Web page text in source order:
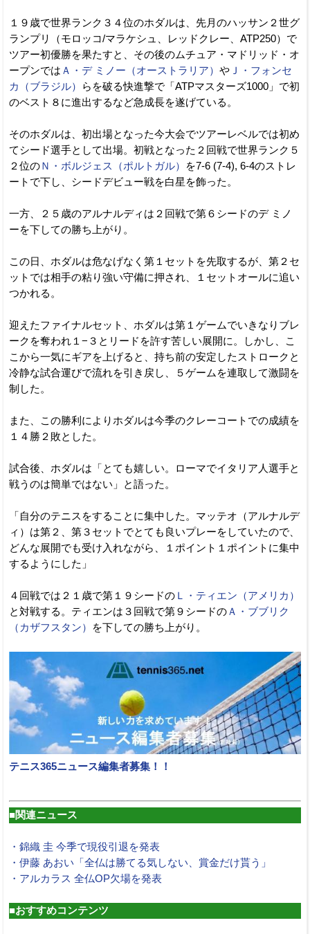
１９歳で世界ランク３４位のホダルは、先月のハッサン２世グ
ランプリ（モロッコ/マラケシュ、レッドクレー、ATP250）で
ツアー初優勝を果たすと、その後のムチュア・マドリッド・オ
ープンでは Ａ・デ ミノー（オーストラリア） や Ｊ・フォンセ
カ（ブラジル）
らを破る快進撃で「ATPマスターズ1000」で初
のベスト８に進出するなど急成長を遂げている。
そのホダルは、初出場となった今大会でツアーレベルでは初め
てシード選手として出場。初戦となった２回戦で世界ランク５
２位のＮ・ボルジェス（ポルトガル）
を7-6 (7-4), 6-4のストレ
ートで下し、シードデビュー戦を白星を飾った。
一方、２５歳のアルナルディは２回戦で第６シードのデ ミノ
ーを下しての勝ち上がり。
この日、ホダルは危なげなく第１セットを先取するが、第２セ
ットでは相手の粘り強い守備に押され、１セットオールに追い
つかれる。
迎えたファイナルセット、ホダルは第１ゲームでいきなりブレ
ークを奪われ１−３とリードを許す苦しい展開に。しかし、こ
こから一気にギアを上げると、持ち前の安定したストロークと
冷静な試合運びで流れを引き戻し、５ゲームを連取して激闘を
制した。
また、この勝利によりホダルは今季のクレーコートでの成績を
１４勝２敗とした。
試合後、ホダルは「とても嬉しい。ローマでイタリア人選手と
戦うのは簡単ではない」と語った。
「自分のテニスをすることに集中した。マッテオ（アルナルデ
ィ）は第２、第３セットでとても良いプレーをしていたので、
どんな展開でも受け入れながら、１ポイント１ポイントに集中
するようにした」
４回戦では２１歳で第１９シードの Ｌ・ティエン（アメリカ）
と対戦する。ティエンは３回戦で第９シードのＡ・ブブリク
（カザフスタン）
を下しての勝ち上がり。
テニス365ニュース編集者募集！！
■関連ニュース
・錦織 圭 今季で現役引退を発表
・伊藤 あおい「全仏は勝てる気しない、賞金だけ貰う」
・アルカラス 全仏OP欠場を発表
■おすすめコンテンツ